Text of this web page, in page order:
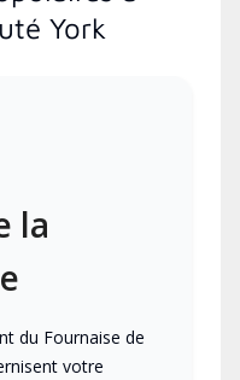
York
la
du Fournaise de
votre